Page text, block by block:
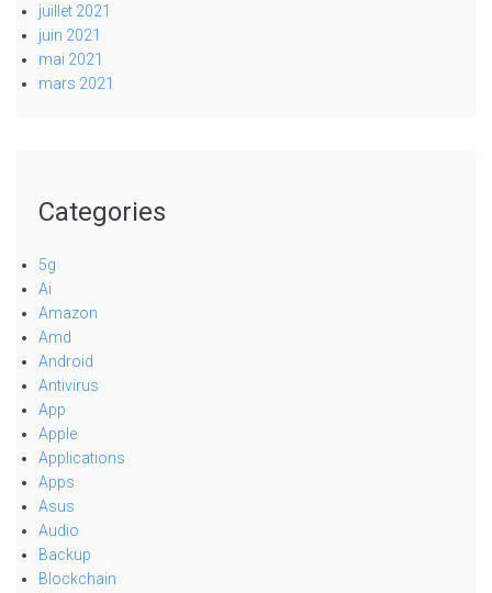
juillet 2021
juin 2021
mai 2021
mars 2021
Categories
5g
Ai
Amazon
Amd
Android
Antivirus
App
Apple
Applications
Apps
Asus
Audio
Backup
Blockchain